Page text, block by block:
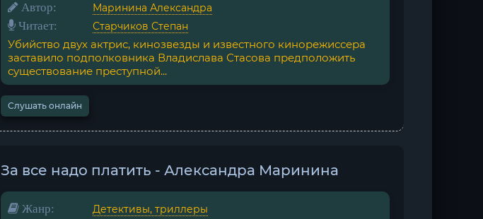
Автор: Маринина Александра
Читает: Старчиков Степан
Убийство двух актрис, кинозвезды и известного кинорежиссера
заставило подполковника Владислава Стасова предположить
существование преступной...
Слушать онлайн
За все надо платить - Александра Маринина
Жанр: Детективы, триллеры